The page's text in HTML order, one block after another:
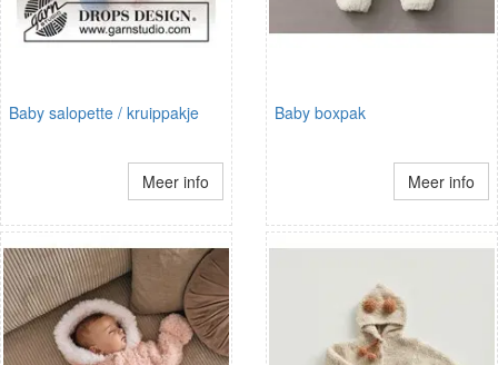
Baby salopette / kruippakje
Meer info
Baby boxpak
Meer info